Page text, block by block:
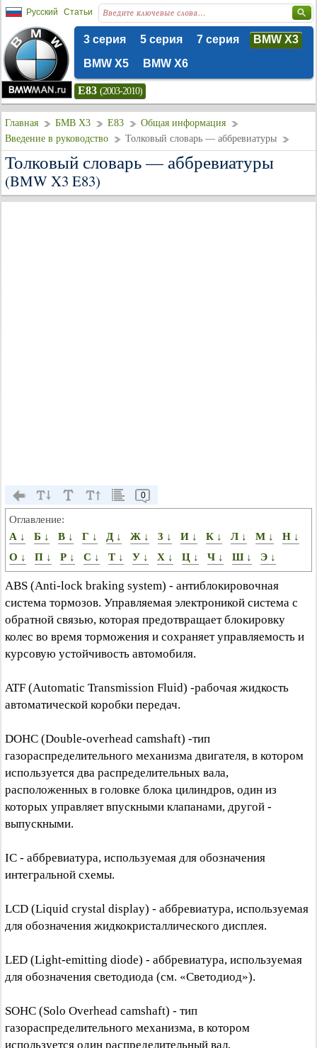
Русский Статьи
3 серия 5 серия 7 серия
BMW X3
BMW X5
BMW X6
E83 (2003-2010)
Главная БМВ Х3 E83
Общая информация
Введение в руководство
Толковый словарь — аббревиатуры
Толковый словарь — аббревиатуры
(BMW X3 E83)
0
Оглавление:
А ↓
Б ↓ В ↓ Г ↓ Д ↓ Ж ↓ 3 ↓ И ↓ К ↓ Л ↓ М ↓
Н ↓
О ↓
П ↓ Р ↓ С ↓ Т ↓ У ↓ X ↓ Ц ↓ Ч ↓ Ш ↓ Э ↓
ABS (Anti-lock braking system) - антиблокировочная
система тормозов. Управляемая электроникой система с
обратной связью, которая предотвращает блокировку
колес во время торможения и сохраняет управляемость и
курсовую устойчивость автомобиля.
ATF (Automatic Transmission Fluid) -рабочая жидкость
автоматической коробки передач.
DOHC (Double-overhead camshaft) -тип
газораспределительного механизма двигателя, в котором
используется два распределительных вала,
расположенных в головке блока цилиндров, один из
которых управляет впускными клапанами, другой -
выпускными.
IC - аббревиатура, используемая для обозначения
интегральной схемы.
LCD (Liquid crystal display) - аббревиатура, используемая
для обозначения жидкокристаллического дисплея.
LED (Light-emitting diode) - аббревиатура, используемая
для обозначения светодиода (см. «Светодиод»).
SOHC (Solo Overhead camshaft) - тип
газораспределительного механизма, в котором
используется один распределительный вал,